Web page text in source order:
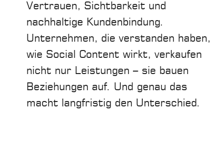
Vertrauen, Sichtbarkeit und
nachhaltige Kundenbindung.
Unternehmen, die verstanden haben,
wie Social Content wirkt, verkaufen
nicht nur Leistungen – sie bauen
Beziehungen auf. Und genau das
macht langfristig den Unterschied.